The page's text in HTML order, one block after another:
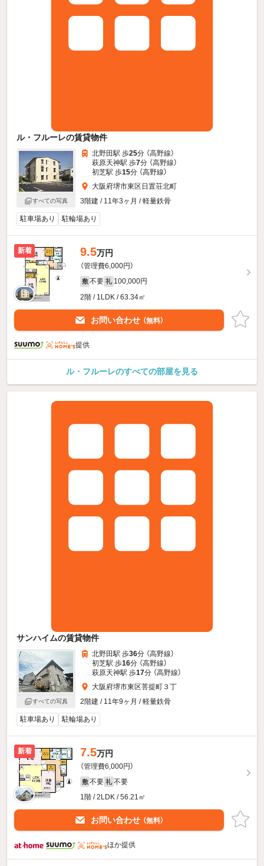
ル・フルーレの賃貸物件
すべての写真
北野田駅 歩25分 （高野線）
萩原天神駅 歩7分 （高野線）
初芝駅 歩15分 （高野線）
大阪府堺市東区日置荘北町
3階建 / 11年3ヶ月 / 軽量鉄骨
駐車場あり 駐輪場あり
新着 9.5万円
（管理費6,000円）
敷 不要 礼 100,000円
2階 / 1LDK / 63.34㎡
お問い合わせ （無料）
提供
ル・フルーレのすべての部屋を見る
サンハイムの賃貸物件
すべての写真
北野田駅 歩36分 （高野線）
初芝駅 歩16分 （高野線）
萩原天神駅 歩17分 （高野線）
大阪府堺市東区菩提町３丁
2階建 / 11年9ヶ月 / 軽量鉄骨
駐車場あり 駐輪場あり
新着 7.5万円
（管理費6,000円）
敷 不要 礼 不要
1階 / 2LDK / 56.21㎡
お問い合わせ （無料）
ほか提供